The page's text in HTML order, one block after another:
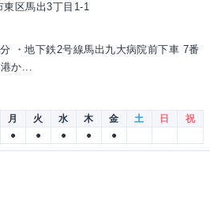
東区馬出3丁目1-1
・地下鉄2号線馬出九大病院前下車 7番
か...
月 火 水 木 金 土 日
祝
● ● ● ● ●